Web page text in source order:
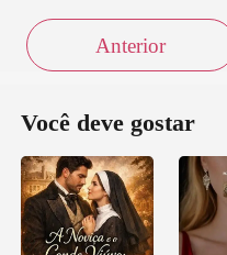
Anterior
Você deve gostar